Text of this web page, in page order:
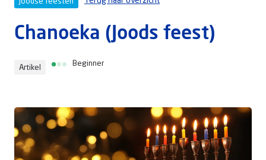
Service & Contact
Kennisbank
Chanoeka (Joods feest)
Artikel Beginner